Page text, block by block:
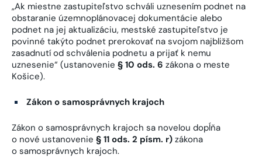
„Ak miestne zastupiteľstvo schváli uznesením podnet na
obstaranie územnoplánovacej dokumentácie alebo
podnet na jej aktualizáciu, mestské zastupiteľstvo je
povinné takýto podnet prerokovať na svojom najbližšom
zasadnutí od schválenia podnetu a prijať k nemu
uznesenie“ (ustanovenie § 10 ods. 6 zákona o meste
Košice).
Zákon o samosprávnych krajoch
Zákon o samosprávnych krajoch sa novelou dopĺňa
o nové ustanovenie § 11 ods. 2 písm. r) zákona
o samosprávnych krajoch.